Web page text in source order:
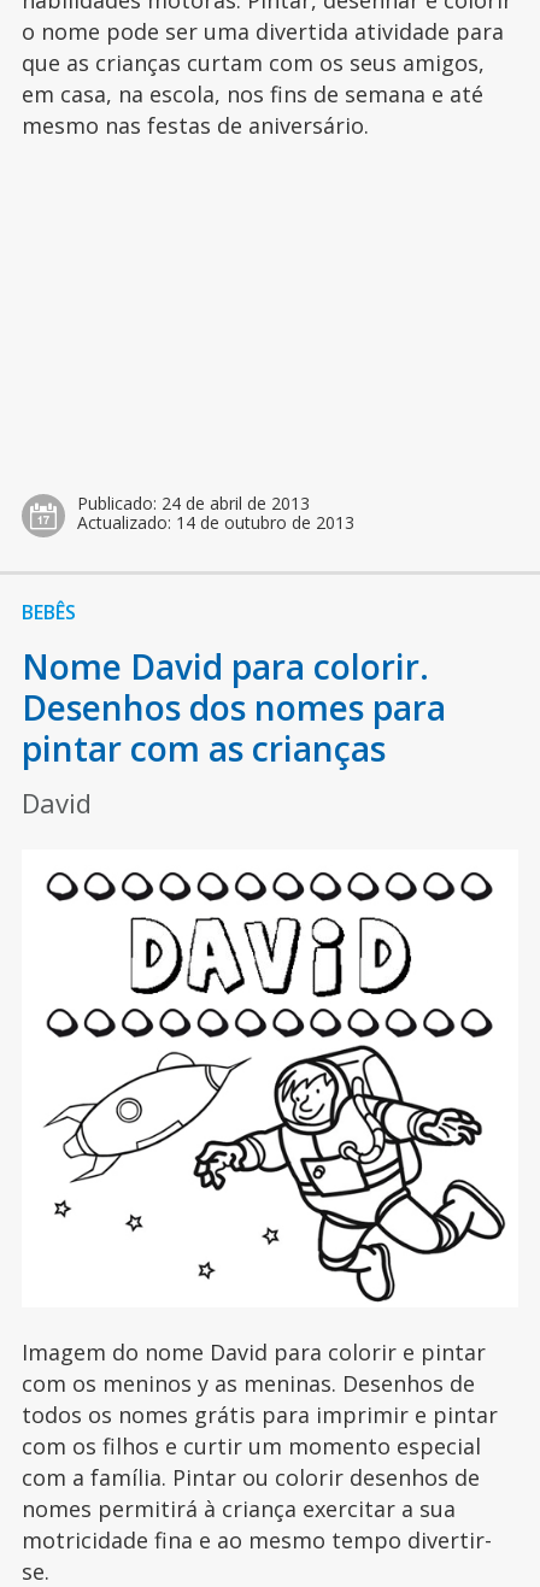
o nome pode ser uma divertida atividade para
que as crianças curtam com os seus amigos,
em casa, na escola, nos fins de semana e até
mesmo nas festas de aniversário.
Publicado: 24 de abril de 2013
Actualizado: 14 de outubro de 2013
BEBÊS
Nome David para colorir.
Desenhos dos nomes para
pintar com as crianças
David
Imagem do nome David para colorir e pintar
com os meninos y as meninas. Desenhos de
todos os nomes grátis para imprimir e pintar
com os filhos e curtir um momento especial
com a família. Pintar ou colorir desenhos de
nomes permitirá à criança exercitar a sua
motricidade fina e ao mesmo tempo divertir-
se.